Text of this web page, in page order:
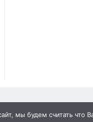
мы будем считать что